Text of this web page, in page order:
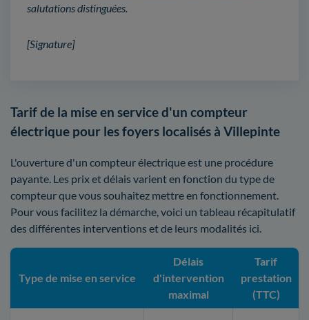
salutations distinguées.
[Signature]
Tarif de la mise en service d'un compteur
électrique pour les foyers localisés à Villepinte
L'ouverture d'un compteur électrique est une procédure
payante. Les prix et délais varient en fonction du type de
compteur que vous souhaitez mettre en fonctionnement.
Pour vous facilitez la démarche, voici un tableau récapitulatif
des différentes interventions et de leurs modalités ici.
Type de mise en service
Délais
d'intervention
maximal
Tarif
prestation
(TTC)